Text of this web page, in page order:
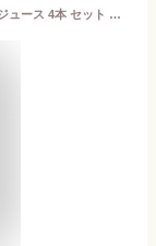
フルーツジュース たてしなップル 完熟 りんごジュース 4本 セット ふじ 千秋 720ml 果肉入り りんご リンゴジュース アップルジュース 生ジュース 瓶 ジュース 果汁 100% 長野県産